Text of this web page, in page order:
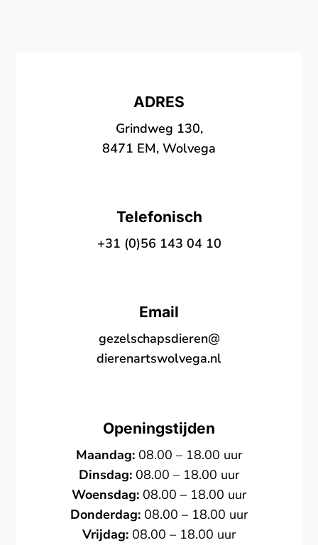
ADRES
Grindweg 130,
8471 EM, Wolvega
Telefonisch
+31 (0)56 143 04 10
Email
gezelschapsdieren@
dierenartswolvega.nl
Openingstijden
Maandag: 08.00 – 18.00 uur
Dinsdag: 08.00 – 18.00 uur
Woensdag: 08.00 – 18.00 uur
Donderdag: 08.00 – 18.00 uur
Vrijdag: 08.00 – 18.00 uur